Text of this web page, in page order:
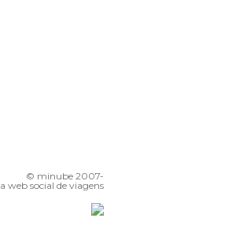
© minube 2007-
a web social de viagens